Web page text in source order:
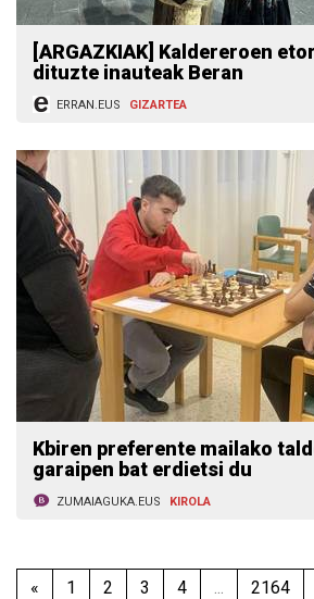
[ARGAZKIAK] Kaldereroen
dituzte inauteak Beran
ERRAN.EUS GIZARTEA
Kbiren preferente mailako
garaipen bat erdietsi du
ZUMAIAGUKA.EUS KIROLA
« 1 2 3 4 ... 2164